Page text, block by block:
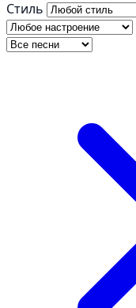
Стиль